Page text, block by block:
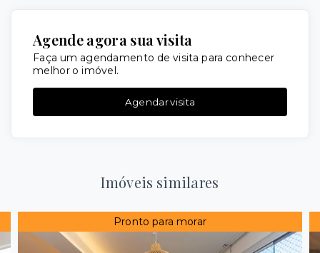
Agende agora sua visita
Faça um agendamento de visita para conhecer
melhor o imóvel.
Agendar visita
Imóveis similares
Pronto para morar